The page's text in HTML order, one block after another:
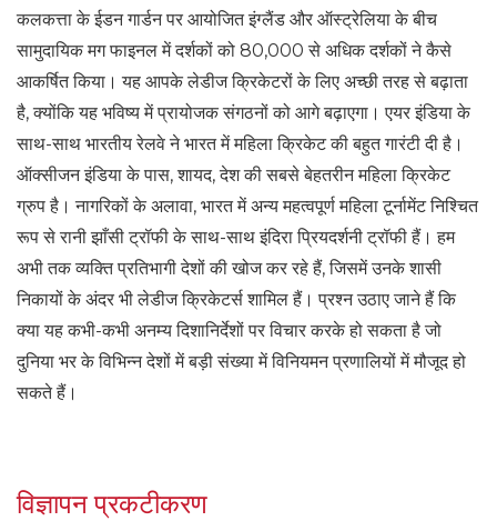
कलकत्ता के ईडन गार्डन पर आयोजित इंग्लैंड और ऑस्ट्रेलिया के बीच
सामुदायिक मग फाइनल में दर्शकों को 80,000 से अधिक दर्शकों ने कैसे
आकर्षित किया। यह आपके लेडीज क्रिकेटरों के लिए अच्छी तरह से बढ़ाता
है, क्योंकि यह भविष्य में प्रायोजक संगठनों को आगे बढ़ाएगा। एयर इंडिया के
साथ-साथ भारतीय रेलवे ने भारत में महिला क्रिकेट की बहुत गारंटी दी है।
ऑक्सीजन इंडिया के पास, शायद, देश की सबसे बेहतरीन महिला क्रिकेट
ग्रुप है। नागरिकों के अलावा, भारत में अन्य महत्वपूर्ण महिला टूर्नामेंट निश्चित
रूप से रानी झाँसी ट्रॉफी के साथ-साथ इंदिरा प्रियदर्शनी ट्रॉफी हैं। हम
अभी तक व्यक्ति प्रतिभागी देशों की खोज कर रहे हैं, जिसमें उनके शासी
निकायों के अंदर भी लेडीज क्रिकेटर्स शामिल हैं। प्रश्न उठाए जाने हैं कि
क्या यह कभी-कभी अनम्य दिशानिर्देशों पर विचार करके हो सकता है जो
दुनिया भर के विभिन्न देशों में बड़ी संख्या में विनियमन प्रणालियों में मौजूद हो
सकते हैं।
विज्ञापन प्रकटीकरण